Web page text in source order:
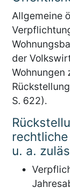
Allgemeine
der
Wohnungen
S. 622).
u. a.